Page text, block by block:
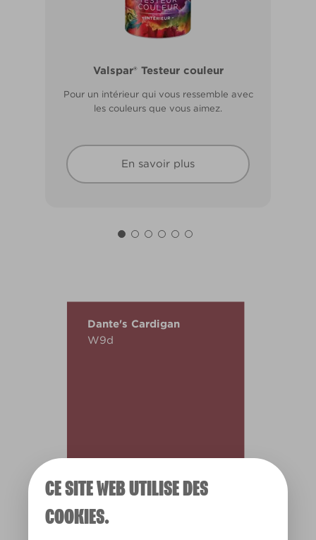
CE SITE WEB UTILISE DES
COOKIES.
Valspar® Testeur couleur
Pour un intérieur qui vous ressemble avec
les couleurs que vous aimez.
En savoir plus
Valspar® Pro Extérieur Boiseries et
Résiste aux fissures et à l’écaillage. Résiste
Dante's Cardigan
W9d